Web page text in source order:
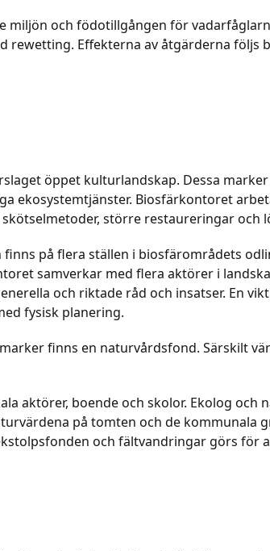
och födotillgången för
rewetting. Effekterna av åtgärderna följs
öppet kulturlandskap. Dessa
ekosystemtjänster. Biosfärkontoret
större restaureringar och
på flera ställen i biosfärområdets
samverkar med flera aktörer i
och riktade råd och insatser. En
fysisk planering.
finns en naturvårdsfond. Särskilt
aktörer, boende och skolor. Ekolog och
på tomten och de kommunala
och fältvandringar görs för